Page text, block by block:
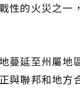
性的火災之一
蔓延至州屬地
與聯邦和地方